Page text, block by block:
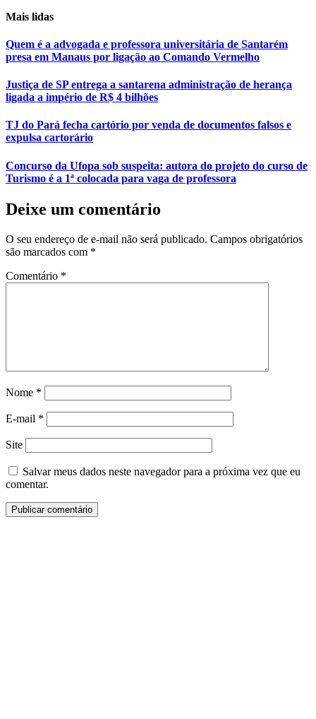
Mais lidas
Quem é a advogada e professora universitária de Santarém
presa em Manaus por ligação ao Comando Vermelho
Justiça de SP entrega a santarena administração de herança
ligada a império de R$ 4 bilhões
TJ do Pará fecha cartório por venda de documentos falsos e
expulsa cartorário
Concurso da Ufopa sob suspeita: autora do projeto do curso de
Turismo é a 1ª colocada para vaga de professora
Deixe um comentário
O seu endereço de e-mail não será publicado. Campos obrigatórios
são marcados com *
Comentário *
Nome *
E-mail *
Site
Salvar meus dados neste navegador para a próxima vez que eu
comentar.